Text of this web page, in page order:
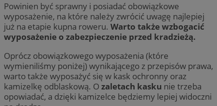
Powinien być sprawny i posiadać obowiązkowe
wyposażenie, na które należy zwrócić uwagę najlepiej
już na etapie kupna roweru. Warto także wzbogacić
wyposażenie o zabezpieczenie przed kradzieżą.
Oprócz obowiązkowego wyposażenia (które
wymieniliśmy poniżej) wynikającego z przepisów prawa,
warto także wyposażyć się w kask ochronny oraz
kamizelkę odblaskową. O zaletach kasku nie trzeba
opowiadać, a dzięki kamizelce będziemy lepiej widoczni